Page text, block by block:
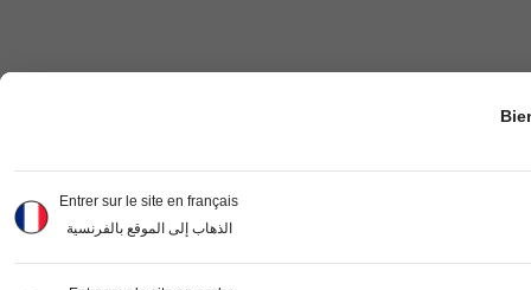
Entrer sur le site en français
الذهاب إلى الموقع بالفرنسية